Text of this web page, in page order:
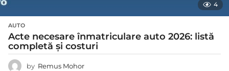
4
AUTO
Acte necesare înmatriculare auto 2026: listă
completă și costuri
by Remus Mohor